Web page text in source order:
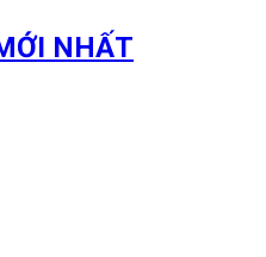
NHẤT